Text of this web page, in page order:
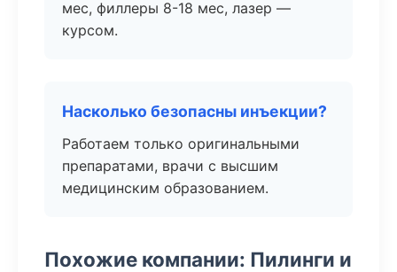
мес, филлеры 8-18 мес, лазер —
курсом.
Насколько безопасны инъекции?
Работаем только оригинальными
препаратами, врачи с высшим
медицинским образованием.
Похожие компании: Пилинги и